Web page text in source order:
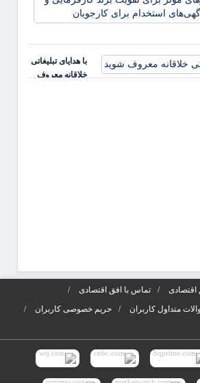
با هدایای تبلیغاتی
خلاقانه معروف
اقتصادی
تماس با افق اقتصادی
متداول کاربران
حریم خصوصی کاربران